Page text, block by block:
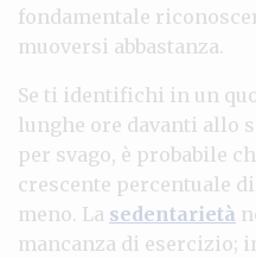
fondamentale
muoversi abbastanza.
Se ti identifichi in un
lunghe ore davanti allo
per svago, è probabile
crescente percentuale
meno. La sedentarietà
mancanza di esercizio;